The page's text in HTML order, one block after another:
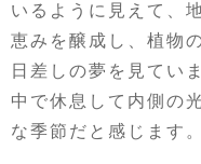
いるように見えて、
恵みを醸成し、植物
日差しの夢を見てい
中で休息して内側の
な季節だと感じます。